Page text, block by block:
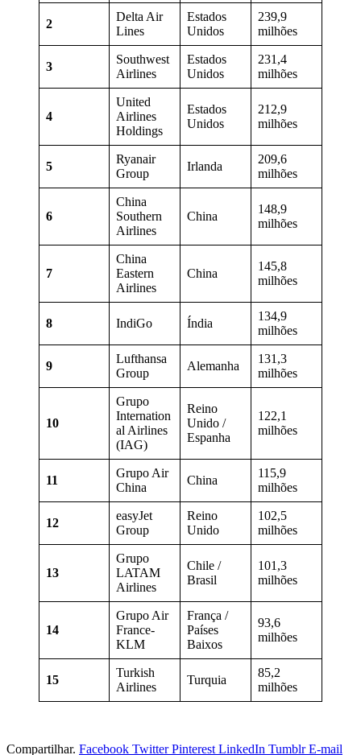
2
Delta Air
Lines
Estados
Unidos
239,9
milhões
3
Southwest
Airlines
Estados
Unidos
231,4
milhões
4
United
Airlines
Holdings
Estados
Unidos
212,9
milhões
5
Ryanair
Group
Irlanda
209,6
milhões
6
China
Southern
Airlines
China
148,9
milhões
7
China
Eastern
Airlines
China
145,8
milhões
8 IndiGo Índia
134,9
milhões
9
Lufthansa
Group
Alemanha
131,3
milhões
10
Grupo
Internation
al Airlines
(IAG)
Reino
Unido /
Espanha
122,1
milhões
11
Grupo Air
China
China
115,9
milhões
12
easyJet
Group
Reino
Unido
102,5
milhões
13
Grupo
LATAM
Airlines
Chile /
Brasil
101,3
milhões
14
Grupo Air
France-
KLM
França /
Países
Baixos
93,6
milhões
15
Turkish
Airlines
Turquia
85,2
milhões
Compartilhar. Facebook Twitter Pinterest LinkedIn Tumblr E-mail